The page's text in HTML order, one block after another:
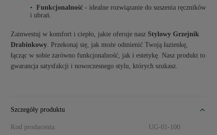
Funkcjonalność - idealne rozwiązanie do suszenia ręczników
i ubrań.
Zainwestuj w komfort i ciepło, jakie oferuje naszStylowy Grzejnik
Drabinkowy . Przekonaj się, jak może odmienić Twoją łazienkę,
łącząc w sobie zarówno funkcjonalność, jak i estetykę. Nasz produkt to
gwarancja satysfakcji i nowoczesnego stylu, których szukasz.
Szczegóły produktu
Kod producenta: UG-01-100